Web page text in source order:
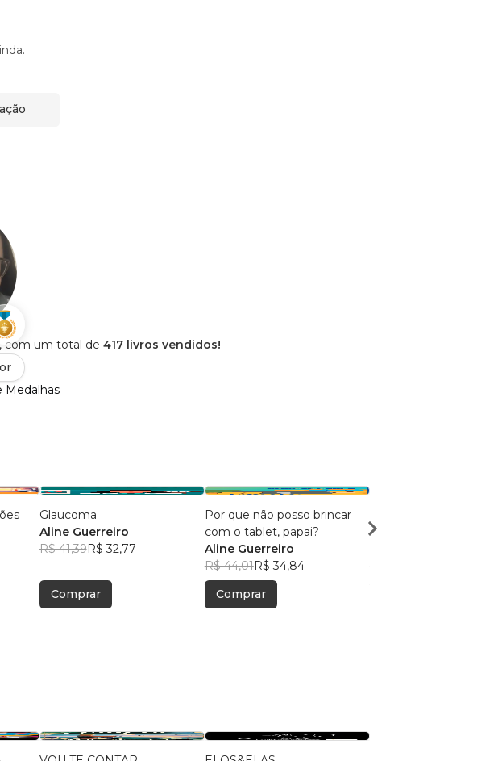
com um total de 417 livros vendidos!
Medalhas
Glaucoma
Aline Guerreiro
R$ 41,39R$ 32,77
Comprar
Por que não posso brincar
com o tablet, papai?
Aline Guerreiro
R$ 44,01R$ 34,84
Comprar
tablet, Daddy?